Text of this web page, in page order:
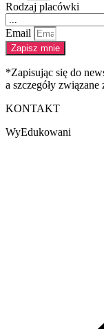
Rodzaj placówki
Email
Zapisz mnie
*Zapisując się do
a szczegóły
KONTAKT
WyEdukowani